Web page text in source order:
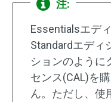
注:
Essentialsエデ
Standardエディ
ションのように
センス(CAL)を
ん。ただし、使